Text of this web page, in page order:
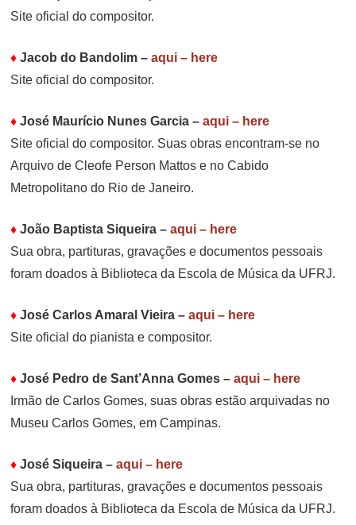
Site oficial do compositor.
♦Jacob do Bandolim –aqui – here
Site oficial do compositor.
♦José Maurício Nunes Garcia –aqui – here
Site oficial do compositor. Suas obras encontram-se no
Arquivo de Cleofe Person Mattos e no Cabido
Metropolitano do Rio de Janeiro.
♦João Baptista Siqueira –aqui – here
Sua obra, partituras, gravações e documentos pessoais
foram doados à Biblioteca da Escola de Música da UFRJ.
♦José Carlos Amaral Vieira –aqui – here
Site oficial do pianista e compositor.
♦José Pedro de Sant’Anna Gomes –aqui – here
Irmão de Carlos Gomes, suas obras estão arquivadas no
Museu Carlos Gomes, em Campinas.
♦José Siqueira –aqui – here
Sua obra, partituras, gravações e documentos pessoais
foram doados à Biblioteca da Escola de Música da UFRJ.